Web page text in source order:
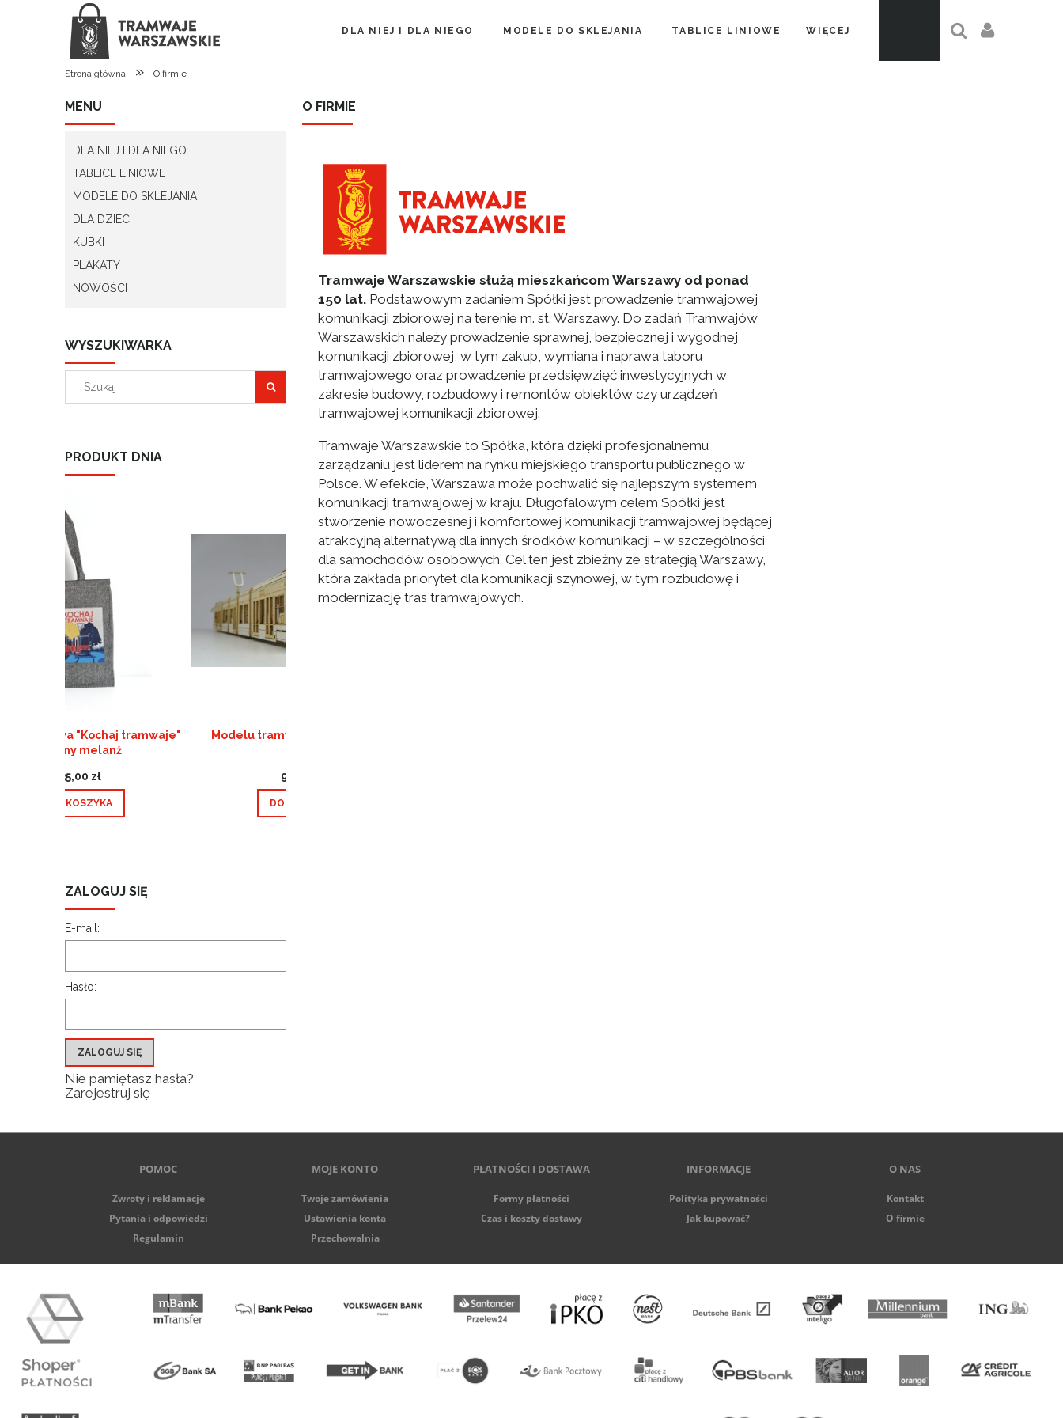
DLA NIEJ I DLA NIEGO MODELE DO SKLEJANIA TABLICE LINIOWE WIĘCEJ
Strona główna » O firmie
MENU
DLA NIEJ I DLA NIEGO
TABLICE LINIOWE
MODELE DO SKLEJANIA
DLA DZIECI
KUBKI
PLAKATY
NOWOŚCI
WYSZUKIWARKA
PRODUKT DNIA
Modelu tramwaju 140N Hyundai
ZALOGUJ SIĘ
E-mail:
Hasło:
ZALOGUJ SIĘ
Nie pamiętasz hasła?
Zarejestruj się
O FIRMIE
Tramwaje Warszawskie służą mieszkańcom Warszawy od ponad
150 lat. Podstawowym zadaniem Spółki jest prowadzenie tramwajowej
komunikacji zbiorowej na terenie m. st. Warszawy. Do zadań Tramwajów
Warszawskich należy prowadzenie sprawnej, bezpiecznej i wygodnej
komunikacji zbiorowej, w tym zakup, wymiana i naprawa taboru
tramwajowego oraz prowadzenie przedsięwzięć inwestycyjnych w
zakresie budowy, rozbudowy i remontów obiektów czy urządzeń
tramwajowej komunikacji zbiorowej.
Tramwaje Warszawskie to Spółka, która dzięki profesjonalnemu
zarządzaniu jest liderem na rynku miejskiego transportu publicznego w
Polsce. W efekcie, Warszawa może pochwalić się najlepszym systemem
komunikacji tramwajowej w kraju. Długofalowym celem Spółki jest
stworzenie nowoczesnej i komfortowej komunikacji tramwajowej będącej
atrakcyjną alternatywą dla innych środków komunikacji – w szczególności
dla samochodów osobowych. Cel ten jest zbieżny ze strategią Warszawy,
która zakłada priorytet dla komunikacji szynowej, w tym rozbudowę i
modernizację tras tramwajowych.
POMOC
Zwroty i reklamacje
Pytania i odpowiedzi
Regulamin
MOJE KONTO
Twoje zamówienia
Ustawienia konta
Przechowalnia
PŁATNOŚCI I DOSTAWA
Formy płatności
Czas i koszty dostawy
INFORMACJE
Polityka prywatności
Jak kupować?
O NAS
Kontakt
O firmie